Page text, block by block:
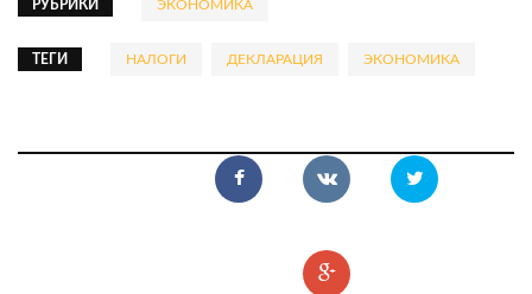
РУБРИКИ ЭКОНОМИКА
ТЕГИ НАЛОГИ ДЕКЛАРАЦИЯ ЭКОНОМИКА